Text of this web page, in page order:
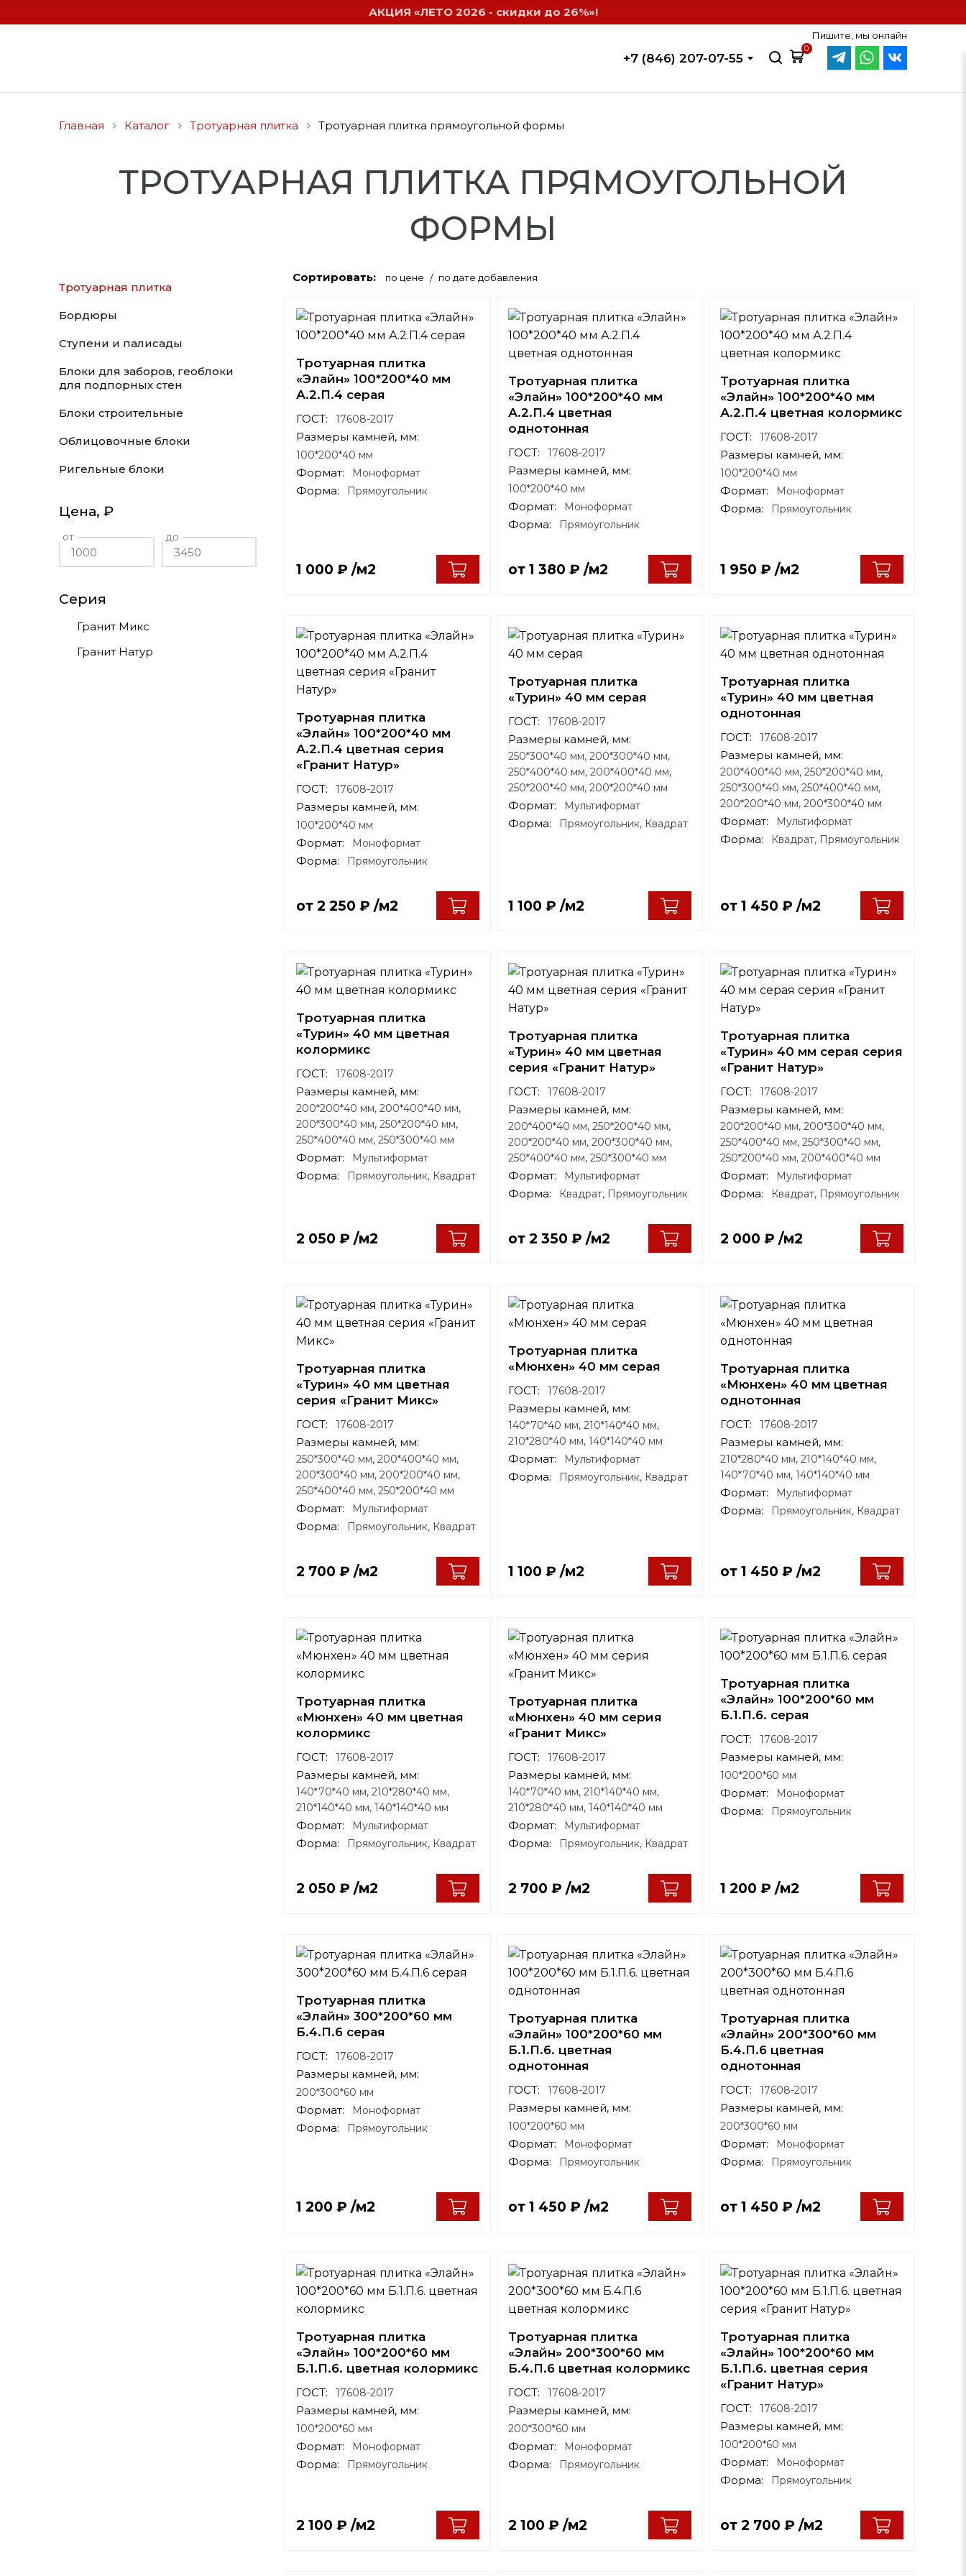
АКЦИЯ «ЛЕТО 2026 - скидки до 26%»!
Пишите, мы онлайн
+7 (846) 207-07-55
0
Главная Каталог Тротуарная плитка Тротуарная плитка прямоугольной формы
ТРОТУАРНАЯ ПЛИТКА ПРЯМОУГОЛЬНОЙ
ФОРМЫ
Тротуарная плитка
Бордюры
Ступени и палисады
Блоки для заборов, геоблоки
для подпорных стен
Блоки строительные
Облицовочные блоки
Ригельные блоки
Цена,₽
от до
Серия
Гранит Микс
Гранит Натур
Сортировать: по цене / по дате добавления
Тротуарная плитка
«Элайн» 100*200*40 мм
А.2.П.4 серая
ГОСТ: 17608-2017
Размеры камней, мм:
100*200*40 мм
Формат: Моноформат
Форма: Прямоугольник
1 000₽ /м2
Тротуарная плитка
«Элайн» 100*200*40 мм
А.2.П.4 цветная
однотонная
ГОСТ: 17608-2017
Размеры камней, мм:
100*200*40 мм
Формат: Моноформат
Форма: Прямоугольник
от 1 380 ₽ /м2
Тротуарная плитка
«Элайн» 100*200*40 мм
А.2.П.4 цветная колормикс
ГОСТ: 17608-2017
Размеры камней, мм:
100*200*40 мм
Формат: Моноформат
Форма: Прямоугольник
1 950 ₽ /м2
Тротуарная плитка
«Элайн» 100*200*40 мм
А.2.П.4 цветная серия
«Гранит Натур»
ГОСТ: 17608-2017
Размеры камней, мм:
100*200*40 мм
Формат: Моноформат
Форма: Прямоугольник
от2 250₽ /м2
Тротуарная плитка
«Турин» 40 мм серая
ГОСТ: 17608-2017
Размеры камней, мм:
250*300*40 мм, 200*300*40 мм,
250*400*40 мм, 200*400*40 мм,
250*200*40 мм, 200*200*40 мм
Формат: Мультиформат
Форма: Прямоугольник, Квадрат
1 100 ₽ /м2
Тротуарная плитка
«Турин» 40 мм цветная
однотонная
ГОСТ: 17608-2017
Размеры камней, мм:
200*400*40 мм, 250*200*40 мм,
250*300*40 мм, 250*400*40 мм,
200*200*40 мм, 200*300*40 мм
Формат: Мультиформат
Форма: Квадрат, Прямоугольник
от 1 450 ₽ /м2
Тротуарная плитка
«Турин» 40 мм цветная
колормикс
ГОСТ: 17608-2017
Размеры камней, мм:
200*200*40 мм, 200*400*40 мм,
200*300*40 мм, 250*200*40 мм,
250*400*40 мм, 250*300*40 мм
Формат: Мультиформат
Форма: Прямоугольник, Квадрат
2 050₽ /м2
Тротуарная плитка
«Турин» 40 мм цветная
серия «Гранит Натур»
ГОСТ: 17608-2017
Размеры камней, мм:
200*400*40 мм, 250*200*40 мм,
200*200*40 мм, 200*300*40 мм,
250*400*40 мм, 250*300*40 мм
Формат: Мультиформат
Форма: Квадрат, Прямоугольник
от 2 350 ₽ /м2
Тротуарная плитка
«Турин» 40 мм серая серия
«Гранит Натур»
ГОСТ: 17608-2017
Размеры камней, мм:
200*200*40 мм, 200*300*40 мм,
250*400*40 мм, 250*300*40 мм,
250*200*40 мм, 200*400*40 мм
Формат: Мультиформат
Форма: Квадрат, Прямоугольник
2 000 ₽ /м2
Тротуарная плитка
«Турин» 40 мм цветная
серия «Гранит Микс»
ГОСТ: 17608-2017
Размеры камней, мм:
250*300*40 мм, 200*400*40 мм,
200*300*40 мм, 200*200*40 мм,
250*400*40 мм, 250*200*40 мм
Формат: Мультиформат
Форма: Прямоугольник, Квадрат
2 700₽ /м2
Тротуарная плитка
«Мюнхен» 40 мм серая
ГОСТ: 17608-2017
Размеры камней, мм:
140*70*40 мм, 210*140*40 мм,
210*280*40 мм, 140*140*40 мм
Формат: Мультиформат
Форма: Прямоугольник, Квадрат
1 100 ₽ /м2
Тротуарная плитка
«Мюнхен» 40 мм цветная
однотонная
ГОСТ: 17608-2017
Размеры камней, мм:
210*280*40 мм, 210*140*40 мм,
140*70*40 мм, 140*140*40 мм
Формат: Мультиформат
Форма: Прямоугольник, Квадрат
от 1 450 ₽ /м2
Тротуарная плитка
«Мюнхен» 40 мм цветная
колормикс
ГОСТ: 17608-2017
Размеры камней, мм:
140*70*40 мм, 210*280*40 мм,
210*140*40 мм, 140*140*40 мм
Формат: Мультиформат
Форма: Прямоугольник, Квадрат
2 050₽ /м2
Тротуарная плитка
«Мюнхен» 40 мм серия
«Гранит Микс»
ГОСТ: 17608-2017
Размеры камней, мм:
140*70*40 мм, 210*140*40 мм,
210*280*40 мм, 140*140*40 мм
Формат: Мультиформат
Форма: Прямоугольник, Квадрат
2 700 ₽ /м2
Тротуарная плитка
«Элайн» 100*200*60 мм
Б.1.П.6. серая
ГОСТ: 17608-2017
Размеры камней, мм:
100*200*60 мм
Формат: Моноформат
Форма: Прямоугольник
1 200 ₽ /м2
Тротуарная плитка
«Элайн» 300*200*60 мм
Б.4.П.6 серая
ГОСТ: 17608-2017
Размеры камней, мм:
200*300*60 мм
Формат: Моноформат
Форма: Прямоугольник
1 200₽ /м2
Тротуарная плитка
«Элайн» 100*200*60 мм
Б.1.П.6. цветная
однотонная
ГОСТ: 17608-2017
Размеры камней, мм:
100*200*60 мм
Формат: Моноформат
Форма: Прямоугольник
от 1 450 ₽ /м2
Тротуарная плитка
«Элайн» 200*300*60 мм
Б.4.П.6 цветная
однотонная
ГОСТ: 17608-2017
Размеры камней, мм:
200*300*60 мм
Формат: Моноформат
Форма: Прямоугольник
от 1 450 ₽ /м2
Тротуарная плитка
«Элайн» 100*200*60 мм
Б.1.П.6. цветная колормикс
ГОСТ: 17608-2017
Размеры камней, мм:
100*200*60 мм
Формат: Моноформат
Форма: Прямоугольник
2 100₽ /м2
Тротуарная плитка
«Элайн» 200*300*60 мм
Б.4.П.6 цветная колормикс
ГОСТ: 17608-2017
Размеры камней, мм:
200*300*60 мм
Формат: Моноформат
Форма: Прямоугольник
2 100 ₽ /м2
Тротуарная плитка
«Элайн» 100*200*60 мм
Б.1.П.6. цветная серия
«Гранит Натур»
ГОСТ: 17608-2017
Размеры камней, мм:
100*200*60 мм
Формат: Моноформат
Форма: Прямоугольник
от 2 700 ₽ /м2